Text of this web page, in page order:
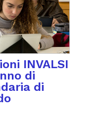
INVALSI
di
di